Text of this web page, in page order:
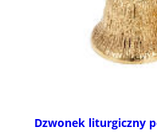
Dzwonek liturgiczny